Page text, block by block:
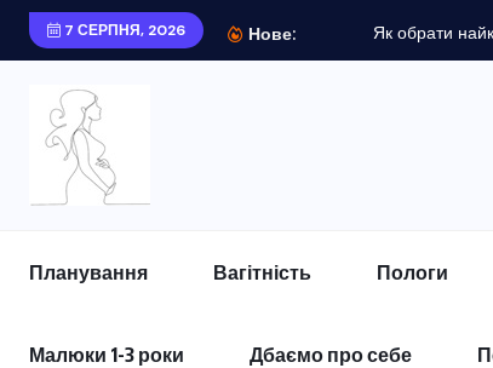
7 СЕРПНЯ, 2026 Нове: Як обрати
Планування Вагітність Пологи
Малюки 1-3 роки Дбаємо про себе